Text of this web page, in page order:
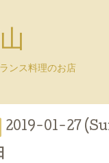
ス料理のお店
2019-01-27